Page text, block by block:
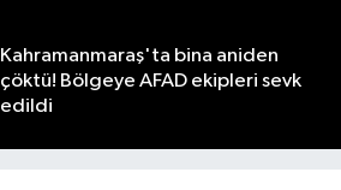
Kahramanmaraş'ta bina aniden
çöktü! Bölgeye AFAD ekipleri sevk
edildi